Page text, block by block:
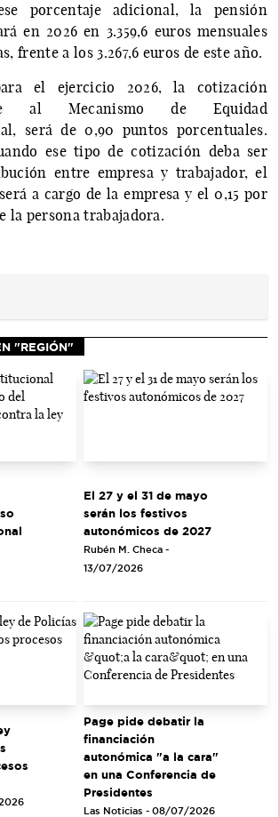
porcentaje adicional, la pensión
en 2026 en 3.359,6 euros mensuales
frente a los 3.267,6 euros de este año.
el ejercicio 2026, la cotización
al Mecanismo de Equidad
será de 0,90 puntos porcentuales.
ese tipo de cotización deba ser
entre empresa y trabajador, el
a cargo de la empresa y el 0,15 por
la persona trabajadora.
"REGIÓN"
El 27 y el 31 de mayo
serán los festivos
autonómicos de 2027
Rubén M. Checa -
13/07/2026
Page pide debatir la
financiación
autonómica "a la cara"
en una Conferencia de
Presidentes
Las Noticias - 08/07/2026